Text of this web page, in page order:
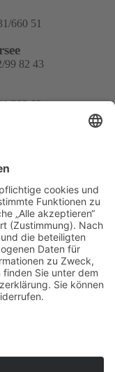
660 51
99 82 43
992 02
83 00 81
66
81 74